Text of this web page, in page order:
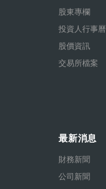
股東專欄
投資人行事曆
股價資訊
交易所檔案
最新消息
財務新聞
公司新聞